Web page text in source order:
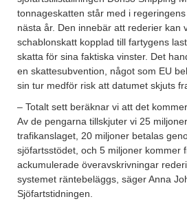
tonnageskatten står med i
nästa år. Den innebär att rederier kan
schablonskatt kopplad till fartygens
skatta för sina faktiska vinster. Det
en skattesubvention, något som EU
sin tur medför risk att datumet skjuts
– Totalt sett beräknar vi att det
Av de pengarna tillskjuter vi 25
trafikanslaget, 20 miljoner betalas
sjöfartsstödet, och 5 miljoner kommer
ackumulerade överavskrivningar
systemet räntebeläggs, säger Anna
Sjöfartstidningen.